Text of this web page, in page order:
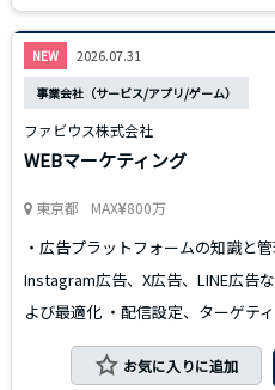
NEW 2026.07.31
事業会社（サービス/アプリ/ゲーム）
ファビウス株式会社
WEBマーケティング
東京都 MAX 800万
・広告プラットフォームの知識と
Instagram広告、X広告、LINE広告
よび最適化 ・配信設定、ターゲテ
お気に入りに追加